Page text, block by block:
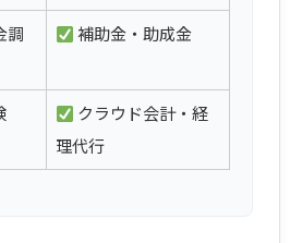
調
補助金・助成金
クラウド会計・経
理代行